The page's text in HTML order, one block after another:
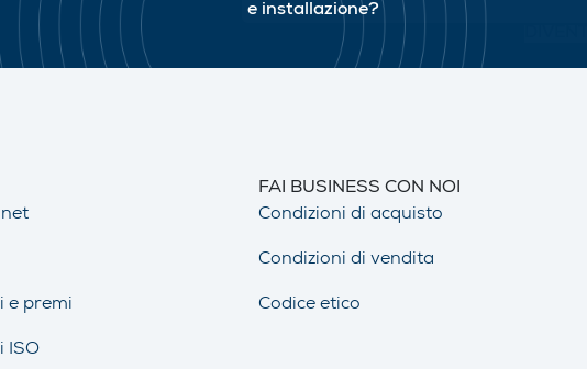
e installazione?
e premi
ISO
FAI BUSINESS CON NOI
Condizioni di acquisto
Condizioni di vendita
Codice etico